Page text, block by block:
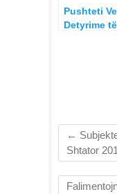
Pushteti
Detyrime të
←
Shtator